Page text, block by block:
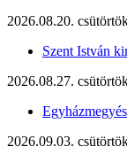
2026.08.20.
Szent István
2026.08.27.
2026.09.03.